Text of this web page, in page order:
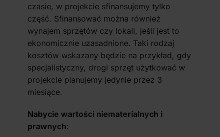
czasie, w projekcie sfinansujemy tylko
część. Sfinansować można również
wynajem sprzętów czy lokali, jeśli jest to
ekonomicznie uzasadnione. Taki rodzaj
kosztów wskazany będzie na przykład, gdy
specjalistyczny, drogi sprzęt użytkować w
projekcie planujemy jedynie przez 3
miesiące.
Nabycie wartości niematerialnych i
prawnych: